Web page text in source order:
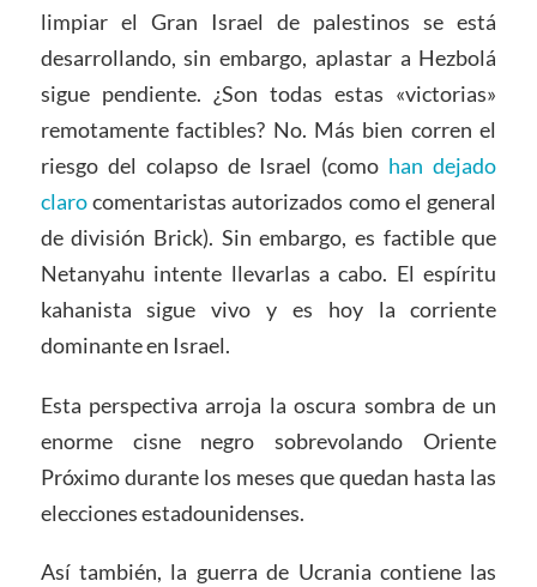
limpiar el Gran Israel de palestinos se está
desarrollando, sin embargo, aplastar a Hezbolá
sigue pendiente. ¿Son todas estas «victorias»
remotamente factibles? No. Más bien corren el
riesgo del colapso de Israel (como han dejado
clarocomentaristas autorizados como el general
de división Brick). Sin embargo, es factible que
Netanyahu intente llevarlas a cabo. El espíritu
kahanista sigue vivo y es hoy la corriente
dominante en Israel.
Esta perspectiva arroja la oscura sombra de un
enorme cisne negro sobrevolando Oriente
Próximo durante los meses que quedan hasta las
elecciones estadounidenses.
Así también, la guerra de Ucrania contiene las